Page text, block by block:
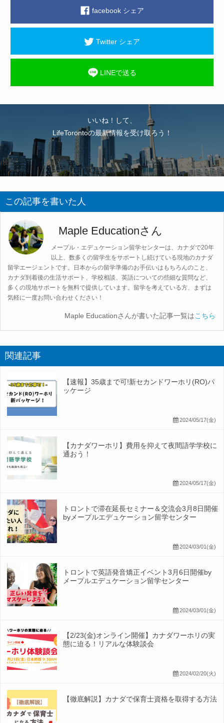
facebook シェア
Twitter シェア
LINEで送る
いいね！して、
LifeTorontoの最新情報を受け取ろう！
この記事を書いた人
Maple Educationさん
メープル・エデュケーション留学センターは、カナダで20年
以上、数多くの留学生をサポートし続けている現地のカナダ
留学エージェントです。日本からの留学準備のお手伝いはもちろんのこと、
カナダ到着後の生活サポート、学校相談、英語についての些細な質問など、
多くの現地サポートを無料で提供しています。留学を考えている方、まずは
気軽に一度お問い合わせください！
Maple Educationさんが書いた記事一覧はこちら
関連記事
【速報】35歳まで可!新セカンドワーホリ(RO)パ
ッケージ
2024/05/17(金)
【カナダワーホリ】費用を抑えて夜間語学学校に
通おう！
2024/05/17(金)
トロントで滞在延長セミナー＆交流会3月8日開催
byメープルエデュケーション留学センター
2024/03/01(金)
トロントで英語発音矯正イベント3月6日開催by
メープルエデュケーション留学センター
2024/03/01(金)
【2/23(金)オンライン開催】カナダワーホリの実
態に迫る！リアルな体験談会
2024/02/20(火)
【徹底解説】カナダで保育士資格を取得する方法